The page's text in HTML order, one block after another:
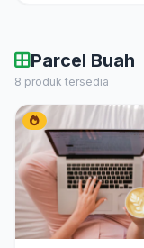
Parcel Buah
8 produk tersedia